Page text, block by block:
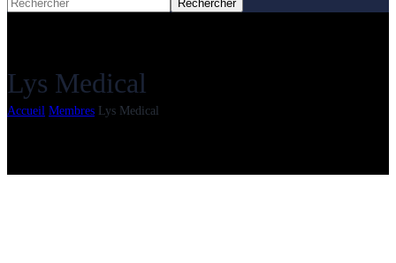
Lys Medical
Accueil Membres Lys Medical